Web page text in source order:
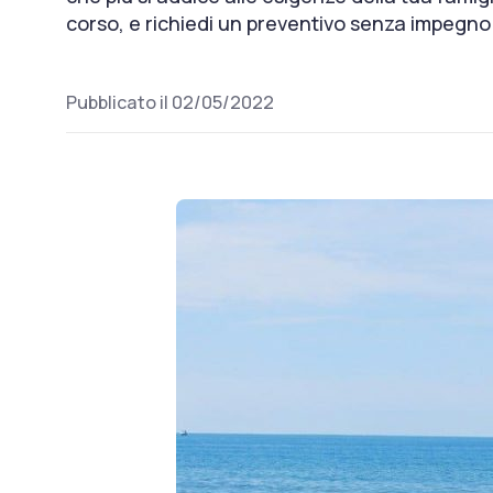
corso, e richiedi un preventivo senza
Pubblicato il 02/05/2022